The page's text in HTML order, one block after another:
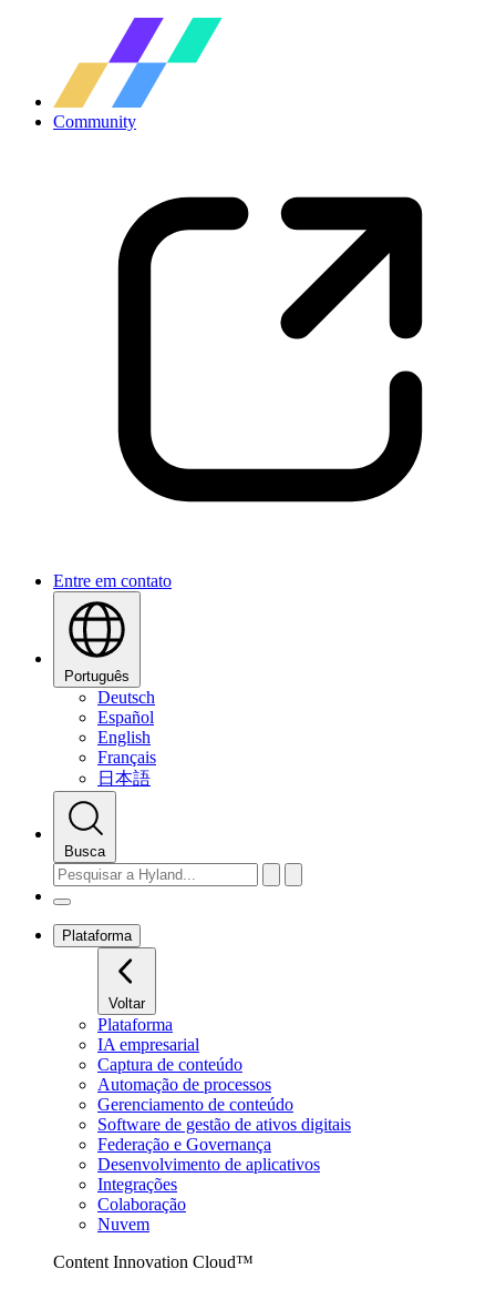
Community
Entre em contato
Português
Deutsch
Español
English
Français
日本語
Busca
Plataforma
Voltar
Plataforma
IA empresarial
Captura de conteúdo
Automação de processos
Gerenciamento de conteúdo
Software de gestão de ativos digitais
Federação e Governança
Desenvolvimento de aplicativos
Integrações
Colaboração
Nuvem
Content Innovation Cloud™